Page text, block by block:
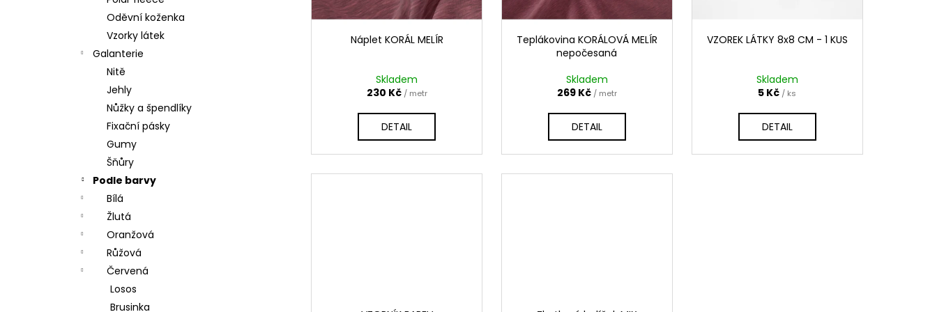
Oděvní koženka
Vzorky látek
Galanterie
Nitě
Jehly
Nůžky a špendlíky
Fixační pásky
Gumy
Šňůry
Podle barvy
Bílá
Žlutá
Oranžová
Růžová
Červená
Losos
Brusinka
u
r
o
Náplet KORÁL MELÍR
Skladem
230 Kč / metr
DETAIL
Teplákovina KORÁLOVÁ MELÍR
nepočesaná
Skladem
269 Kč / metr
DETAIL
VZOREK LÁTKY 8x8 CM - 1 KUS
Skladem
5 Kč / ks
DETAIL